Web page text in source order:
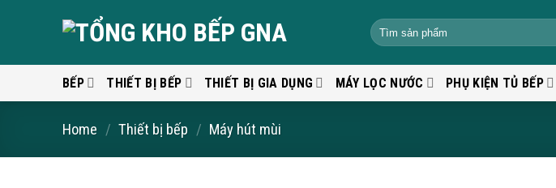
BẾP THIẾT BỊ BẾP THIẾT BỊ GIA DỤNG MÁY LỌC NƯỚC PHỤ KIỆN TỦ BẾP
Home / Thiết bị bếp / Máy hút mùi